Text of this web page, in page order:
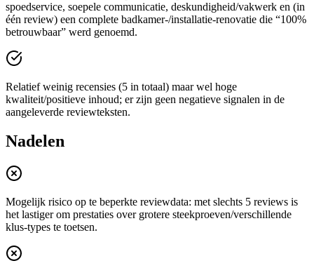
spoedservice, soepele communicatie, deskundigheid/vakwerk en (in
één review) een complete badkamer-/installatie-renovatie die “100%
betrouwbaar” werd genoemd.
Relatief weinig recensies (5 in totaal) maar wel hoge
kwaliteit/positieve inhoud; er zijn geen negatieve signalen in de
aangeleverde reviewteksten.
Nadelen
Mogelijk risico op te beperkte reviewdata: met slechts 5 reviews is
het lastiger om prestaties over grotere steekproeven/verschillende
klus-types te toetsen.